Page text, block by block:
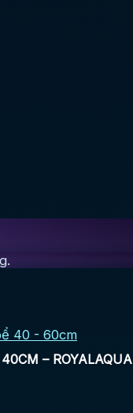
40 - 60cm
– ROYALAQUA